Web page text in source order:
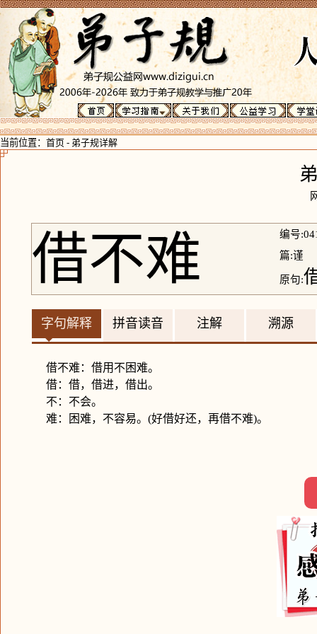
当前位置： 首页 - 弟子规详解
借不难
编号
篇:谨
原句:
字句解释 拼音读音 注解 溯源
借不难：借用不困难。
借：借，借进，借出。
不：不会。
难：困难，不容易。(好借好还，再借不难)。